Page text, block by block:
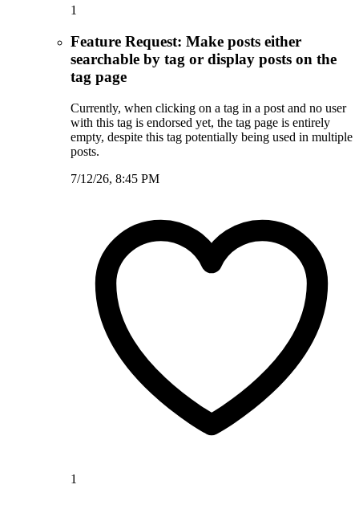
1
Feature Request: Make posts either
searchable by tag or display posts on the
tag page
Currently, when clicking on a tag in a post and no user
with this tag is endorsed yet, the tag page is entirely
empty, despite this tag potentially being used in multiple
posts.
7/12/26, 8:45 PM
1